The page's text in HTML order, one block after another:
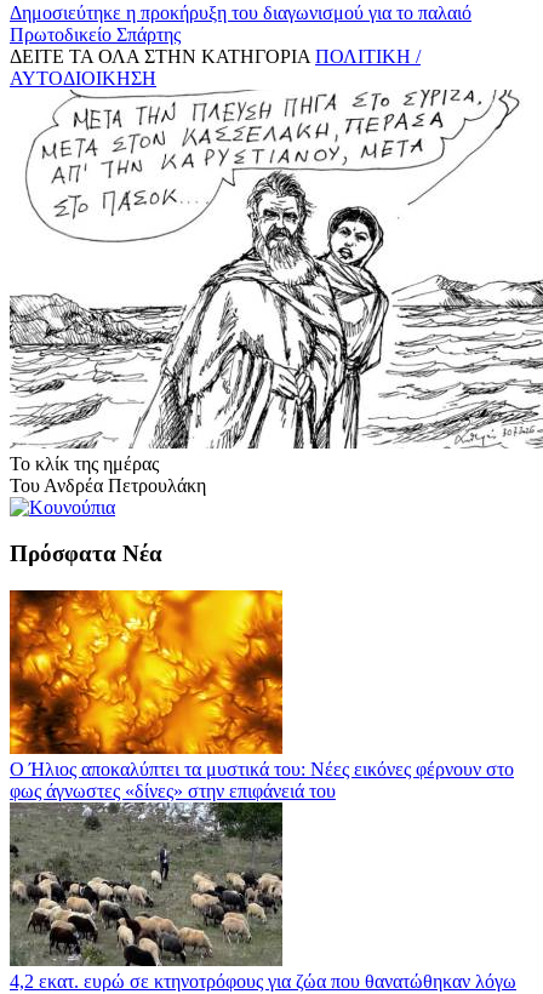
Δημοσιεύτηκε η προκήρυξη του διαγωνισμού για το παλαιό
Πρωτοδικείο Σπάρτης
ΔΕΙΤΕ ΤΑ ΟΛΑ ΣΤΗΝ ΚΑΤΗΓΟΡΙΑ ΠΟΛΙΤΙΚΗ /
ΑΥΤΟΔΙΟΙΚΗΣΗ
Το κλίκ της ημέρας
Του Ανδρέα Πετρουλάκη
Πρόσφατα Νέα
Ο Ήλιος αποκαλύπτει τα μυστικά του: Νέες εικόνες φέρνουν στο
φως άγνωστες «δίνες» στην επιφάνειά του
4,2 εκατ. ευρώ σε κτηνοτρόφους για ζώα που θανατώθηκαν λόγω